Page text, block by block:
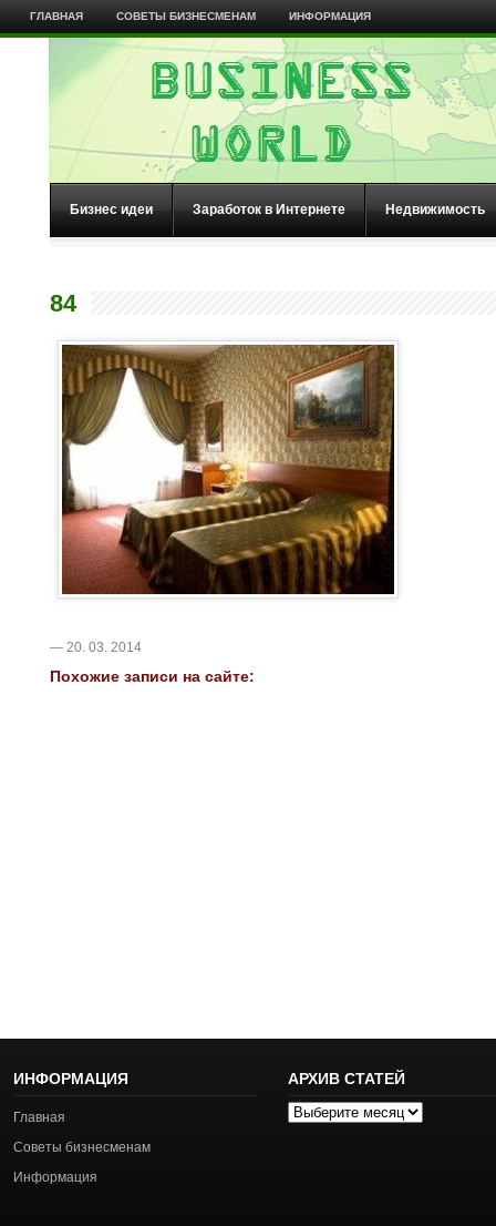
ГЛАВНАЯ СОВЕТЫ БИЗНЕСМЕНАМ ИНФОРМАЦИЯ
Бизнес идеи Заработок в Интернете Недвижимость
84
— 20. 03. 2014
Похожие записи на сайте:
ИНФОРМАЦИЯ
Главная
Советы бизнесменам
Информация
АРХИВ СТАТЕЙ
Архив